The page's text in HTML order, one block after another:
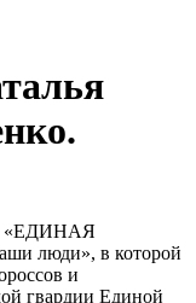
«ЕДИНАЯ
люди», в которой
и
гвардии Единой